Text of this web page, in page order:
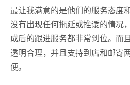
最让我满意的是他们的服务态度
没有出现任何拖延或推诿的情况
成后的跟进服务都非常到位。而
透明合理，并且支持到店和邮寄
便。